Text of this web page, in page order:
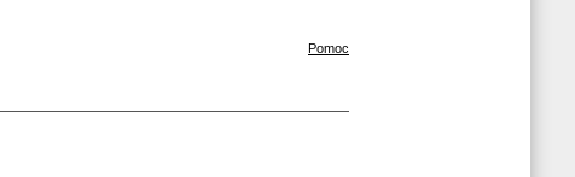
Pomoc